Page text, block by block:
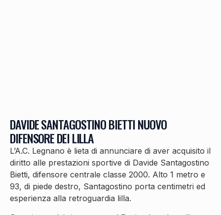
DAVIDE SANTAGOSTINO BIETTI NUOVO
DIFENSORE DEI LILLA
L’A.C. Legnano è lieta di annunciare di aver acquisito il
diritto alle prestazioni sportive di Davide Santagostino
Bietti, difensore centrale classe 2000. Alto 1 metro e
93, di piede destro, Santagostino porta centimetri ed
esperienza alla retroguardia lilla.